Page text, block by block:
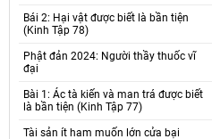
Bái 2: Hại vật được biết là bần tiện
(Kinh Tập 78)
Phật đản 2024: Người thầy thuốc vĩ
đại
Bài 1: Ác tà kiến và man trá được biết
là bần tiện (Kinh Tập 77)
Tài sản ít ham muốn lớn cửa bại